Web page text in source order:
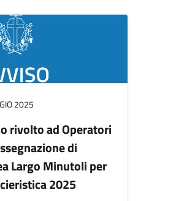
2025
rivolto ad Operatori
di
Largo Minutoli per
2025